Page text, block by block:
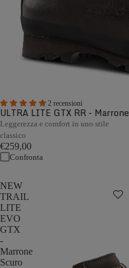
2 recensioni
ULTRA LITE GTX RR - Marrone
Leggerezza e comfort in uno stile
classico
€259,00
Confronta
NEW
TRAIL
LITE
EVO
GTX
-
Marrone
Scuro